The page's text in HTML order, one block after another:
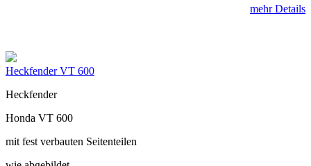
mehr Details
Heckfender VT 600
Heckfender
Honda VT 600
mit fest verbauten Seitenteilen